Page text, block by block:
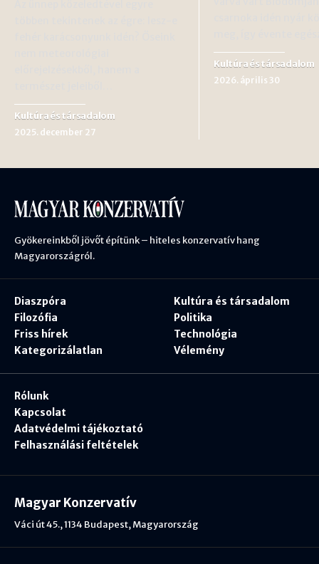
Kultúra és társadalom
2025. december 27
Kultúra és társadalom
2026. április 30
Gyökereinkből jövőt építünk – hiteles konzervatív hang
Magyarországról.
Diaszpóra
Filozófia
Friss hírek
Kategorizálatlan
Kultúra és társadalom
Politika
Technológia
Vélemény
Rólunk
Kapcsolat
Adatvédelmi tájékoztató
Felhasználási feltételek
Magyar Konzervatív
Váci út 45., 1134 Budapest, Magyarország